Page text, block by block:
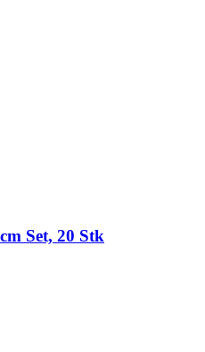
Set, 20 Stk